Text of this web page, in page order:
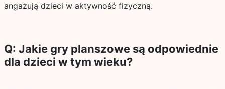
angażują dzieci w aktywność fizyczną.
Q: Jakie gry planszowe są odpowiednie
dla dzieci w tym wieku?